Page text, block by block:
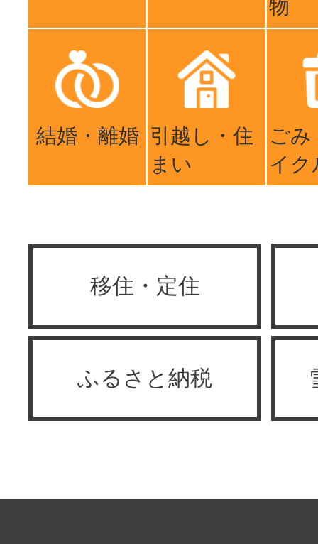
物
結婚・離婚 引越し・住
まい
ごみ
イク
移住・定住
ふるさと納税